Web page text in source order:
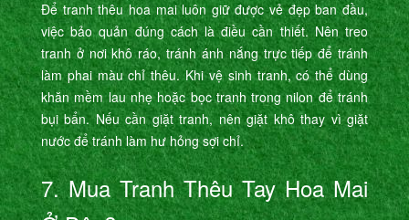
Để tranh thêu hoa mai luôn giữ được vẻ đẹp ban đầu,
việc bảo quản đúng cách là điều cần thiết. Nên treo
tranh ở nơi khô ráo, tránh ánh nắng trực tiếp để tránh
làm phai màu chỉ thêu. Khi vệ sinh tranh, có thể dùng
khăn mềm lau nhẹ hoặc bọc tranh trong nilon để tránh
bụi bẩn. Nếu cần giặt tranh, nên giặt khô thay vì giặt
nước để tránh làm hư hỏng sợi chỉ.
7. Mua Tranh Thêu Tay Hoa Mai